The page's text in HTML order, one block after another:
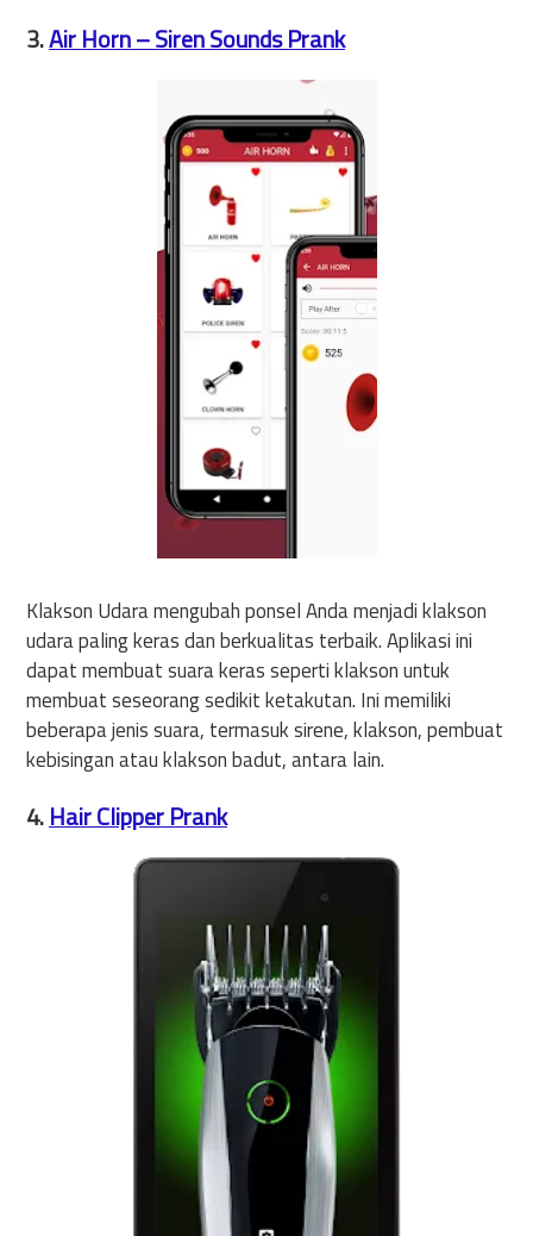
3.Air Horn – Siren Sounds Prank
Klakson Udara mengubah ponsel Anda menjadi klakson
udara paling keras dan berkualitas terbaik. Aplikasi ini
dapat membuat suara keras seperti klakson untuk
membuat seseorang sedikit ketakutan. Ini memiliki
beberapa jenis suara, termasuk sirene, klakson, pembuat
kebisingan atau klakson badut, antara lain.
4.Hair Clipper Prank